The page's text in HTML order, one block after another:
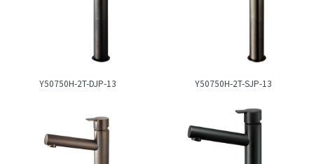
Y50750H-2T-DJP-13 Y50750H-2T-SJP-13